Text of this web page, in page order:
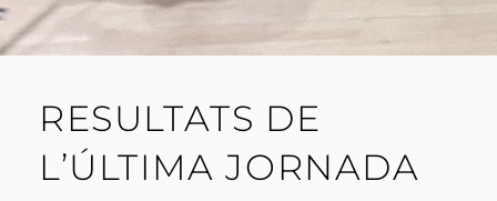
RESULTATS DE
L’ÚLTIMA JORNADA